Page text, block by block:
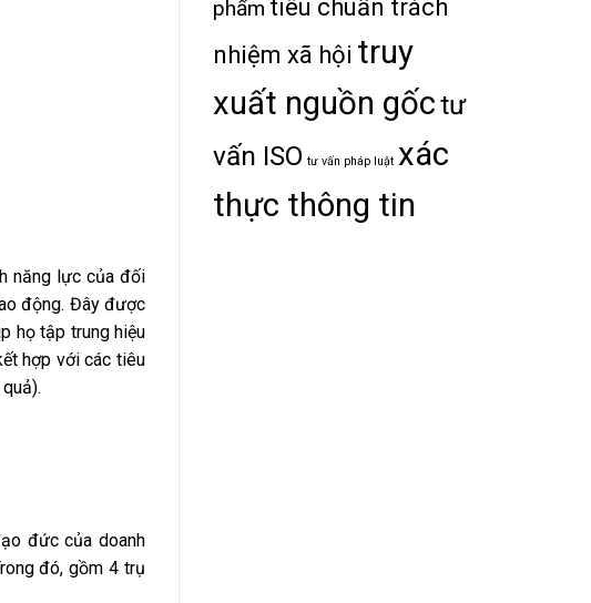
năng lực của đối
động. Đây được
họ tập trung hiệu
hợp với các tiêu
đức của doanh
đó, gồm 4 trụ
phẩm tiêu chuẩn trách
nhiệm xã hội truy
xuất nguồn gốctư
vấn ISO tư vấn pháp luật xác
thực thông tin